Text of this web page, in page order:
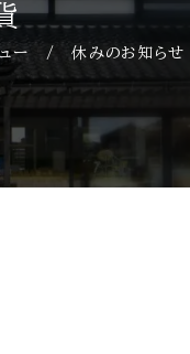
ー / 休みのお知らせ